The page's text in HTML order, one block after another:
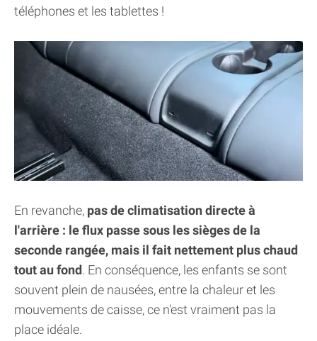
téléphones et les tablettes !
En revanche, pas de climatisation directe à
l'arrière : le flux passe sous les sièges de la
seconde rangée, mais il fait nettement plus chaud
tout au fond. En conséquence, les enfants se sont
souvent plein de nausées, entre la chaleur et les
mouvements de caisse, ce n'est vraiment pas la
place idéale.